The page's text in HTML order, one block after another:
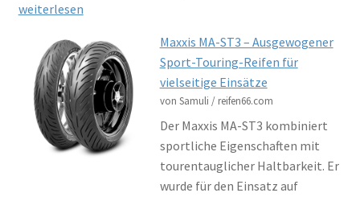
–
sportlicher
Note
weiterlesen
Maxxis MA-ST3 – Ausgewogener
Sport-Touring-Reifen für
vielseitige Einsätze
von Samuli / reifen66.com
Der Maxxis MA-ST3 kombiniert
sportliche Eigenschaften mit
tourentauglicher Haltbarkeit. Er
wurde für den Einsatz auf